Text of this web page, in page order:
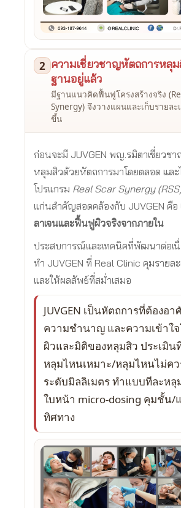
2 ความเชี่ยวชาญหัตถการหลุ
ฐานอยู่แล้ว
มีฐานแนวคิดฟื้นฟูโครงสร้างจริง
Synergy) จึงวางแผนและเก็บรายละ
ขึ้น
ก่อนจะมี JUVGEN พญ.รมิตาเชี่ยวช
หลุมสิวด้วยหัตถการมาโดยตลอด แล
โปรแกรม Real Scar Synergy
แก่นสำคัญสอดคล้องกับ JUVGEN คือ
ลาเจนและฟื้นฟูผิวจริงจากภายใน
ประสบการณ์และเทคนิคที่พัฒนาต่อเ
ทำ JUVGEN ที่ Real Clinic คุมรายล
และให้ผลลัพธ์ที่สม่ำเสมอ
JUVGEN เป็นหัตถการที่ต้องอา
ความชำนาญ และความเข้าใจ
ผิวและมิติของหลุมสิว ประเมิน
หลุมไหนเหมาะ/หลุมไหนไม่ค
ระดับมิลลิเมตร ทำแบบทีละหลุ
ใบหน้า micro-dosing คุมชั้น/
ทิศทาง